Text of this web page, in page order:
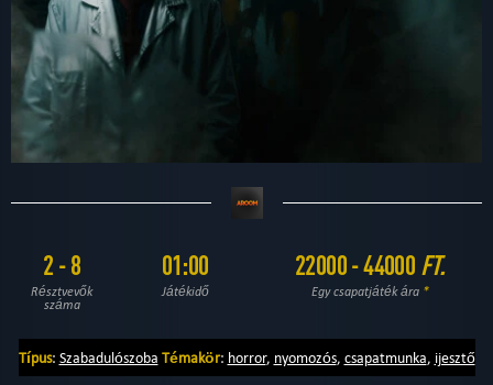
2 - 8
Résztvevők
száma
01:00
Játékidő
22000 - 44000 FT.
Egy csapatjáték ára *
Típus: Szabadulószoba Témakör: horror, nyomozós, csapatmunka, ijesztő